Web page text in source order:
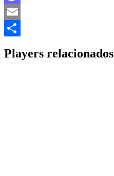
Mastodon
Email
Players relacionados